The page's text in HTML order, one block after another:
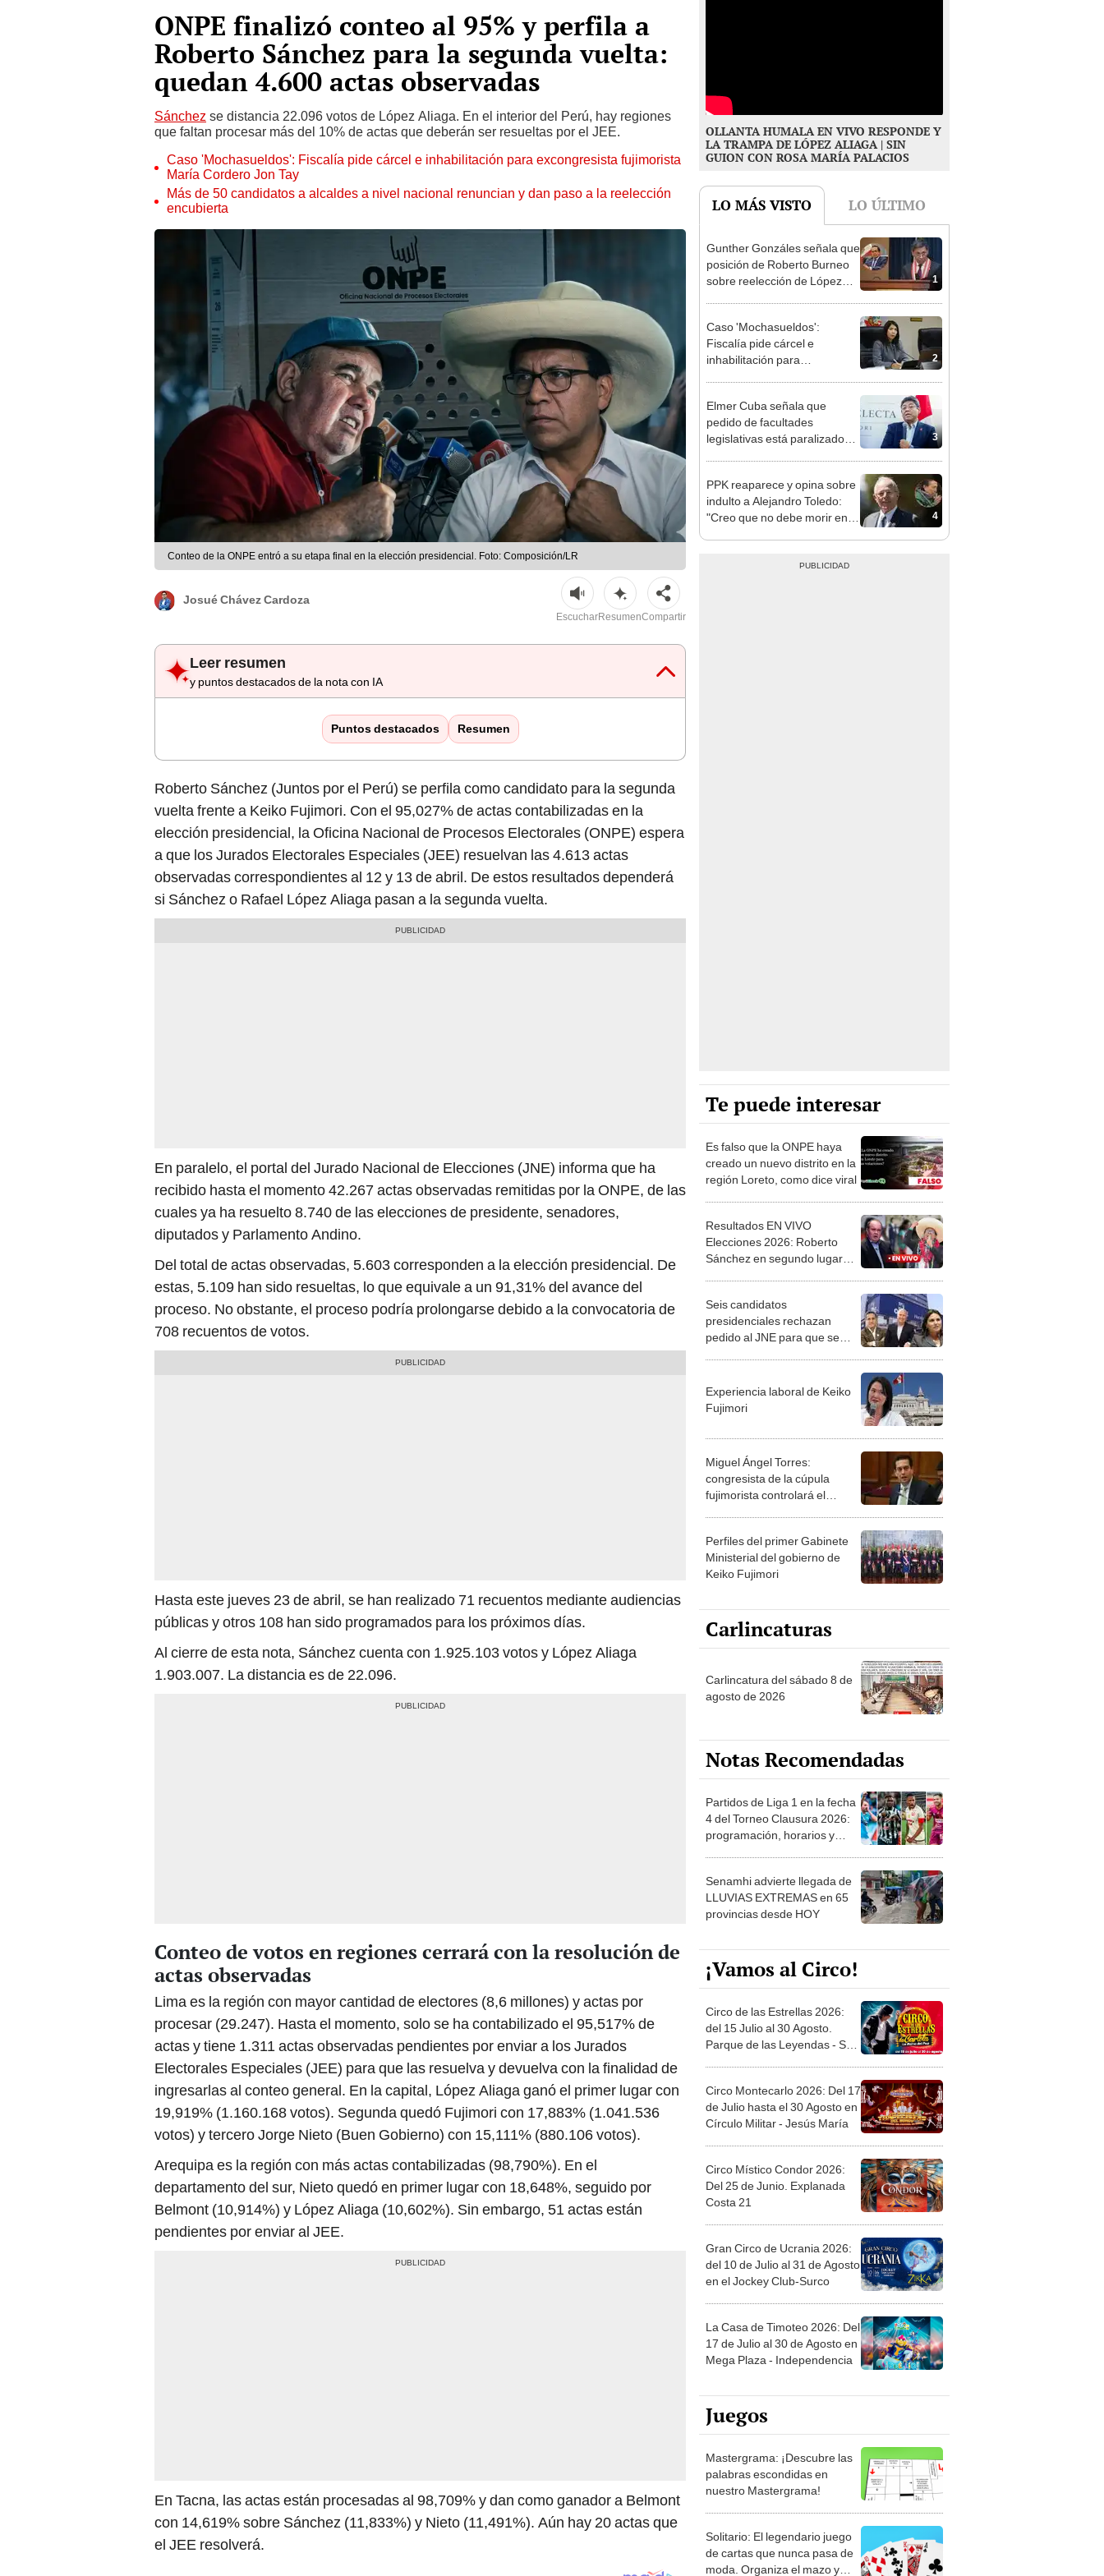
ONPE finalizó conteo al 95% y perfila a
Roberto Sánchez para la segunda vuelta:
quedan 4.600 actas observadas
Sánchez se distancia 22.096 votos de López Aliaga. En el interior del Perú, hay regiones
que faltan procesar más del 10% de actas que deberán ser resueltas por el JEE.
Caso 'Mochasueldos': Fiscalía pide cárcel e inhabilitación para excongresista fujimorista
María Cordero Jon Tay
Más de 50 candidatos a alcaldes a nivel nacional renuncian y dan paso a la reelección
encubierta
Conteo de la ONPE entró a su etapa final en la elección presidencial. Foto: Composición/LR
Josué Chávez Cardoza
EscucharResumenCompartir
Leer resumen
y puntos destacados de la nota con IA
Puntos destacados Resumen
Roberto Sánchez (Juntos por el Perú) se perfila como candidato para la segunda
vuelta frente a Keiko Fujimori. Con el 95,027% de actas contabilizadas en la
elección presidencial, la Oficina Nacional de Procesos Electorales (ONPE) espera
a que los Jurados Electorales Especiales (JEE) resuelvan las 4.613 actas
observadas correspondientes al 12 y 13 de abril. De estos resultados dependerá
si Sánchez o Rafael López Aliaga pasan a la segunda vuelta.
En paralelo, el portal del Jurado Nacional de Elecciones (JNE) informa que ha
recibido hasta el momento 42.267 actas observadas remitidas por la ONPE, de las
cuales ya ha resuelto 8.740 de las elecciones de presidente, senadores,
diputados y Parlamento Andino.
Del total de actas observadas, 5.603 corresponden a la elección presidencial. De
estas, 5.109 han sido resueltas, lo que equivale a un 91,31% del avance del
proceso. No obstante, el proceso podría prolongarse debido a la convocatoria de
708 recuentos de votos.
Hasta este jueves 23 de abril, se han realizado 71 recuentos mediante audiencias
públicas y otros 108 han sido programados para los próximos días.
Al cierre de esta nota, Sánchez cuenta con 1.925.103 votos y López Aliaga
1.903.007. La distancia es de 22.096.
Conteo de votos en regiones cerrará con la resolución de
actas observadas
Lima es la región con mayor cantidad de electores (8,6 millones) y actas por
procesar (29.247). Hasta el momento, solo se ha contabilizado el 95,517% de
actas y tiene 1.311 actas observadas pendientes por enviar a los Jurados
Electorales Especiales (JEE) para que las resuelva y devuelva con la finalidad de
ingresarlas al conteo general. En la capital, López Aliaga ganó el primer lugar con
19,919% (1.160.168 votos). Segunda quedó Fujimori con 17,883% (1.041.536
votos) y tercero Jorge Nieto (Buen Gobierno) con 15,111% (880.106 votos).
Arequipa es la región con más actas contabilizadas (98,790%). En el
departamento del sur, Nieto quedó en primer lugar con 18,648%, seguido por
Belmont (10,914%) y López Aliaga (10,602%). Sin embargo, 51 actas están
pendientes por enviar al JEE.
En Tacna, las actas están procesadas al 98,709% y dan como ganador a Belmont
con 14,619% sobre Sánchez (11,833%) y Nieto (11,491%). Aún hay 20 actas que
el JEE resolverá.
OLLANTA HUMALA EN VIVO RESPONDE Y
LA TRAMPA DE LÓPEZ ALIAGA | SIN
GUION CON ROSA MARÍA PALACIOS
LO MÁS VISTO LO ÚLTIMO
1
Gunther Gonzáles señala que
posición de Roberto Burneo
sobre reelección de López
2
Caso 'Mochasueldos':
Fiscalía pide cárcel e
inhabilitación para
3
Elmer Cuba señala que
pedido de facultades
legislativas está paralizado
4
PPK reaparece y opina sobre
indulto a Alejandro Toledo:
"Creo que no debe morir en la
Te puede interesar
Es falso que la ONPE haya
creado un nuevo distrito en la
región Loreto, como dice viral
Resultados EN VIVO
Elecciones 2026: Roberto
Sánchez en segundo lugar
Seis candidatos
presidenciales rechazan
pedido al JNE para que se
Experiencia laboral de Keiko
Fujimori
Miguel Ángel Torres:
congresista de la cúpula
fujimorista controlará el
Perfiles del primer Gabinete
Ministerial del gobierno de
Keiko Fujimori
Carlincaturas
Carlincatura del sábado 8 de
agosto de 2026
Notas Recomendadas
Partidos de Liga 1 en la fecha
4 del Torneo Clausura 2026:
programación, horarios y
Senamhi advierte llegada de
LLUVIAS EXTREMAS en 65
provincias desde HOY
¡Vamos al Circo!
Circo de las Estrellas 2026:
del 15 Julio al 30 Agosto.
Parque de las Leyendas - San
Circo Montecarlo 2026: Del 17
de Julio hasta el 30 Agosto en
Círculo Militar - Jesús María
Circo Místico Condor 2026:
Del 25 de Junio. Explanada
Costa 21
Gran Circo de Ucrania 2026:
del 10 de Julio al 31 de Agosto
en el Jockey Club-Surco
La Casa de Timoteo 2026: Del
17 de Julio al 30 de Agosto en
Mega Plaza - Independencia
Juegos
Mastergrama: ¡Descubre las
palabras escondidas en
nuestro Mastergrama!
Solitario: El legendario juego
de cartas que nunca pasa de
moda. Organiza el mazo y